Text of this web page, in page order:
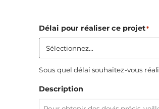
Délai pour réaliser ce projet*
Sous quel délai souhaitez-vous
Description